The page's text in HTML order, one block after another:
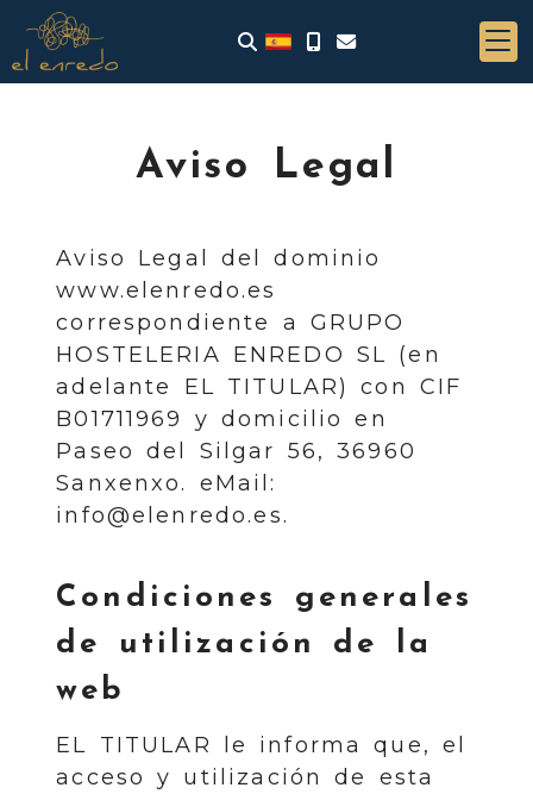
Aviso Legal
Aviso Legal del dominio
www.elenredo.es
correspondiente a GRUPO
HOSTELERIA ENREDO SL (en
adelante EL TITULAR) con CIF
B01711969
y domicilio en
Paseo del Silgar 56, 36960
Sanxenxo. eMail:
info@elenredo.es.
Condiciones generales
de utilización de la
web
EL TITULAR le informa que, el
acceso y utilización de esta